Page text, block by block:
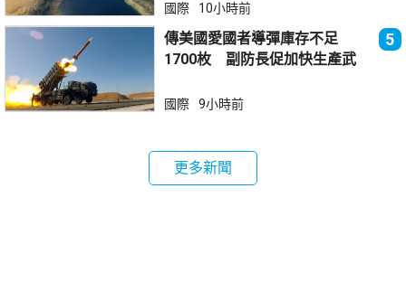
國際 10小時前
傳美國愛國者導彈庫存不足
1700枚 副防長促加快生產武
5
國際 9小時前
更多新聞